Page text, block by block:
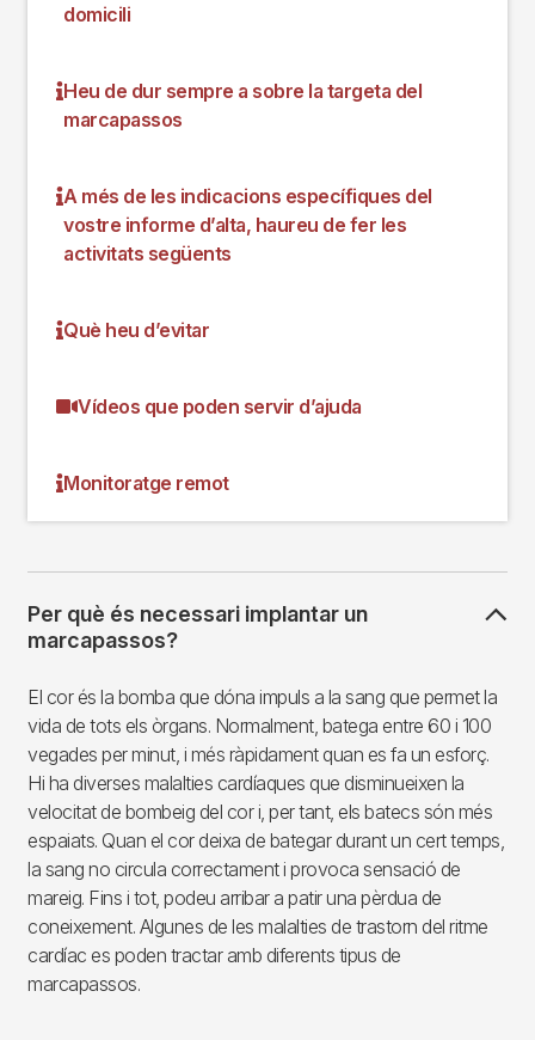
domicili
Heu de dur sempre a sobre la targeta del
marcapassos
A més de les indicacions específiques del
vostre informe d’alta, haureu de fer les
activitats següents
Què heu d’evitar
Vídeos que poden servir d’ajuda
Monitoratge remot
Per què és necessari implantar un
marcapassos?
El cor és la bomba que dóna impuls a la sang que permet la
vida de tots els òrgans. Normalment, batega entre 60 i 100
vegades per minut, i més ràpidament quan es fa un esforç.
Hi ha diverses malalties cardíaques que disminueixen la
velocitat de bombeig del cor i, per tant, els batecs són més
espaiats. Quan el cor deixa de bategar durant un cert temps,
la sang no circula correctament i provoca sensació de
mareig. Fins i tot, podeu arribar a patir una pèrdua de
coneixement. Algunes de les malalties de trastorn del ritme
cardíac es poden tractar amb diferents tipus de
marcapassos.